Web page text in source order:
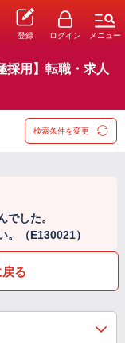
登録 ログイン メニュー
採用】転職・求人
検索条件を変更
でした。
。（E130021）
る